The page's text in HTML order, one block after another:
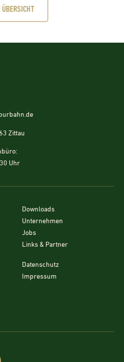
ÜBERSICHT
Zittau
Uhr
Downloads
Unternehmen
Jobs
Links & Partner
Datenschutz
Impressum